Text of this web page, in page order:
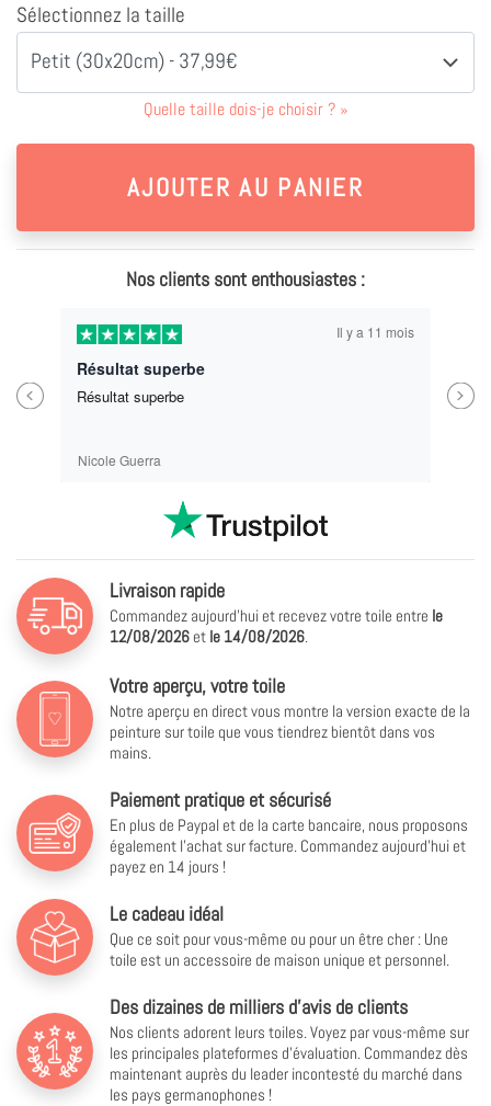
Sélectionnez la taille
Petit (30x20cm) - 37,99€
Quelle taille dois-je choisir ? »
Nos clients sont enthousiastes :
Previous
Il y a 11 mois
Résultat superbe
Résultat superbe
Nicole Guerra
Next
Livraison rapide
Commandez aujourd'hui et recevez votre toile entre le
12/08/2026 et le 14/08/2026.
Votre aperçu, votre toile
Notre aperçu en direct vous montre la version exacte de la
peinture sur toile que vous tiendrez bientôt dans vos
mains.
Paiement pratique et sécurisé
En plus de Paypal et de la carte bancaire, nous proposons
également l'achat sur facture. Commandez aujourd'hui et
payez en 14 jours !
Le cadeau idéal
Que ce soit pour vous-même ou pour un être cher : Une
toile est un accessoire de maison unique et personnel.
Des dizaines de milliers d'avis de clients
Nos clients adorent leurs toiles. Voyez par vous-même sur
les principales plateformes d'évaluation. Commandez dès
maintenant auprès du leader incontesté du marché dans
les pays germanophones !